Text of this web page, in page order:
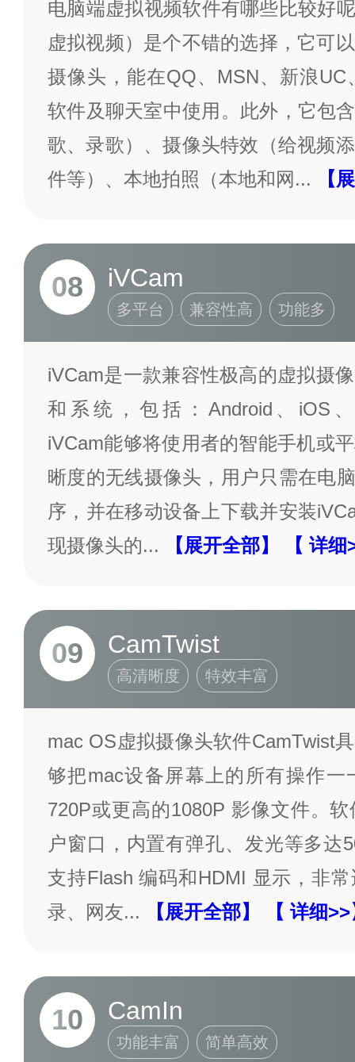
电脑端虚拟视频软件有哪些比较好
虚拟视频）是个不错的选择，它可
摄像头，能在QQ、MSN、新浪UC
软件及聊天室中使用。此外，它包
歌、录歌）、摄像头特效（给视频
件等）、本地拍照（本地和网 ... 【
08 iVCam
多平台 兼容性高 功能多
iVCam是一款兼容性极高的虚拟摄
和系统，包括：Android、iOS
iVCam能够将使用者的智能手机或
晰度的无线摄像头，用户只需在电
序，并在移动设备上下载并安装
现摄像头的... 【展开全部】 【 详
09 CamTwist
高清晰度 特效丰富
mac OS虚拟摄像头软件CamTwist
够把mac设备屏幕上的所有操作一
720P或更高的1080P 影像文件。
户窗口，内置有弹孔、发光等多达
支持Flash 编码和HDMI 显示，非
录、网友... 【展开全部】 【 详细
10 CamIn
功能丰富 简单高效